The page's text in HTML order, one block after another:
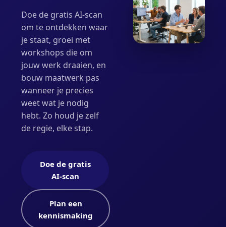
Doe de gratis AI-scan
om te ontdekken waar
je staat, groei met
workshops die om
jouw werk draaien, en
bouw maatwerk pas
wanneer je precies
weet wat je nodig
hebt. Zo houd je zelf
de regie, elke stap.
Doe de gratis
AI-scan
Plan een
kennismaking